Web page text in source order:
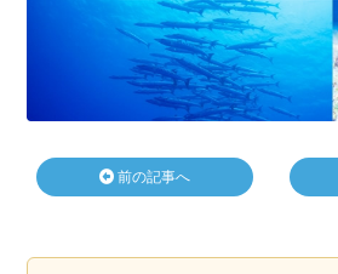
前の記事へ